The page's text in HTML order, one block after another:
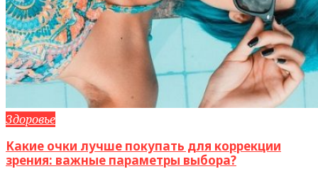
Здоровье
Какие очки лучше покупать для коррекции
зрения: важные параметры выбора?